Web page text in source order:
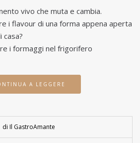
vivo che muta e cambia.
i flavour di una forma appena aperta
casa?
i formaggi nel frigorifero
A LEGGERE
di Il GastroAmante